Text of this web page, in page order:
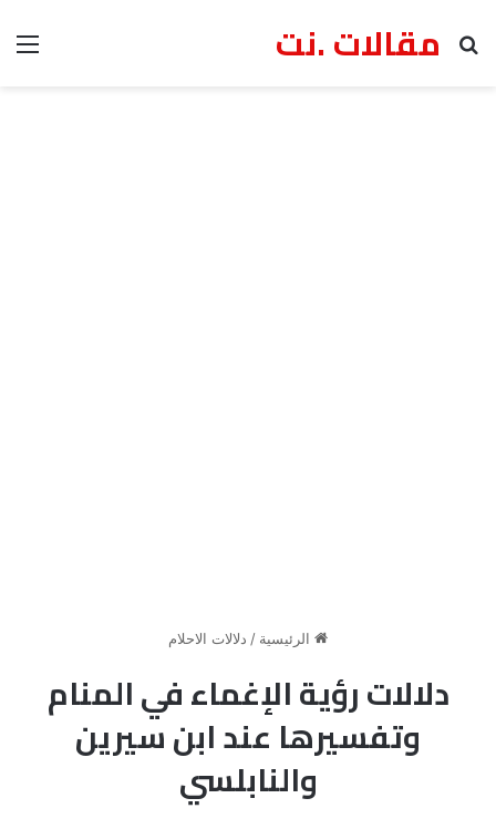
مقالات .نت
بحث عن
الرئيسية / دلالات الاحلام
دلالات رؤية الإغماء في المنام
وتفسيرها عند ابن سيرين
والنابلسي